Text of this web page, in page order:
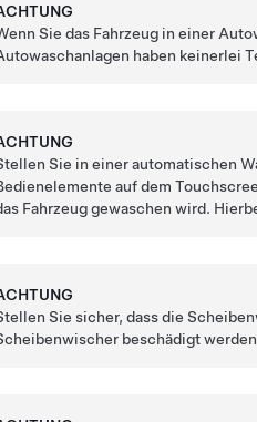
Sie das Fahrzeug in einer
haben keinerlei
Sie in einer automatischen
auf dem
Fahrzeug gewaschen wird.
Sie sicher, dass die
beschädigt